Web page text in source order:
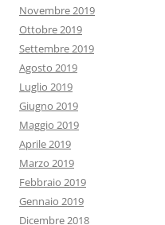
Novembre 2019
Ottobre 2019
Settembre 2019
Agosto 2019
Luglio 2019
Giugno 2019
Maggio 2019
Aprile 2019
Marzo 2019
Febbraio 2019
Gennaio 2019
Dicembre 2018